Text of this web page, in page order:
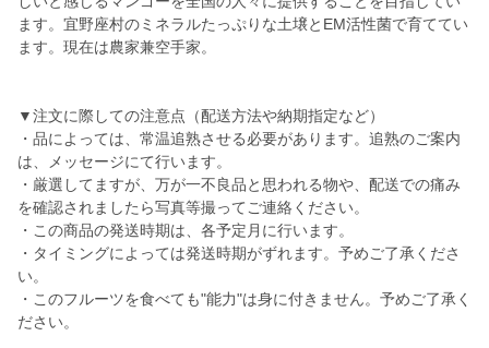
ます。宜野座村のミネラルたっぷりな土壌とEM活性菌で育ててい
ます。現在は農家兼空手家。
▼注文に際しての注意点（配送方法や納期指定など）
・品によっては、常温追熟させる必要があります。追熟のご案内
は、メッセージにて行います。
・厳選してますが、万が一不良品と思われる物や、配送での痛み
を確認されましたら写真等撮ってご連絡ください。
・この商品の発送時期は、各予定月に行います。
・タイミングによっては発送時期がずれます。予めご了承くださ
い。
・このフルーツを食べても"能力"は身に付きません。予めご了承く
ださい。